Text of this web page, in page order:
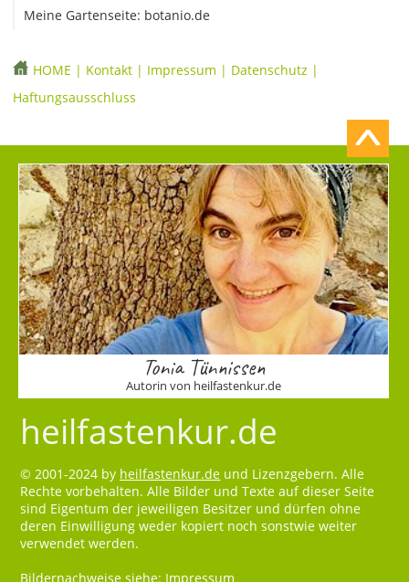
Meine Gartenseite: botanio.de
HOME | Kontakt | Impressum | Datenschutz |
Haftungsausschluss
Tonia Tünnissen
Autorin von heilfastenkur.de
heilfastenkur.de
© 2001-2024 by heilfastenkur.de und Lizenzgebern. Alle
Rechte vorbehalten. Alle Bilder und Texte auf dieser Seite
sind Eigentum der jeweiligen Besitzer und dürfen ohne
deren Einwilligung weder kopiert noch sonstwie weiter
verwendet werden.
Bildernachweise siehe: Impressum